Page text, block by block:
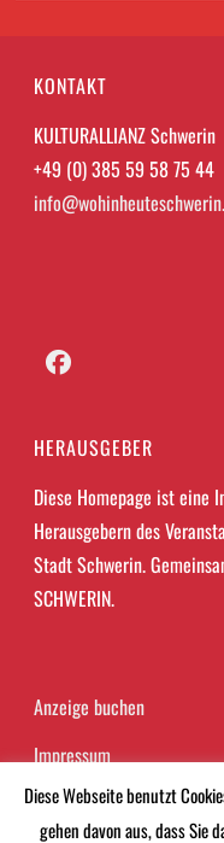
KONTAKT
KULTURALLIANZ Schwerin
+49 (0) 385 59 58 75 44
HERAUSGEBER
Diese Homepage ist eine
Herausgebern des
Stadt Schwerin.
SCHWERIN.
Anzeige buchen
Impressum
Datenschutzerklärung
Diese Webseite benutzt
gehen davon aus, dass Sie